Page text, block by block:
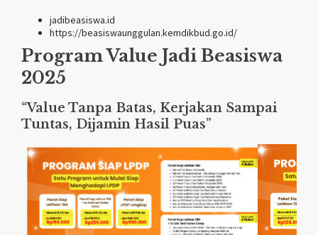
jadibeasiswa.id
https://beasiswaunggulan.kemdikbud.go.id/
Program Value Jadi Beasiswa
2025
“Value Tanpa Batas, Kerjakan Sampai
Tuntas, Dijamin Hasil Puas”